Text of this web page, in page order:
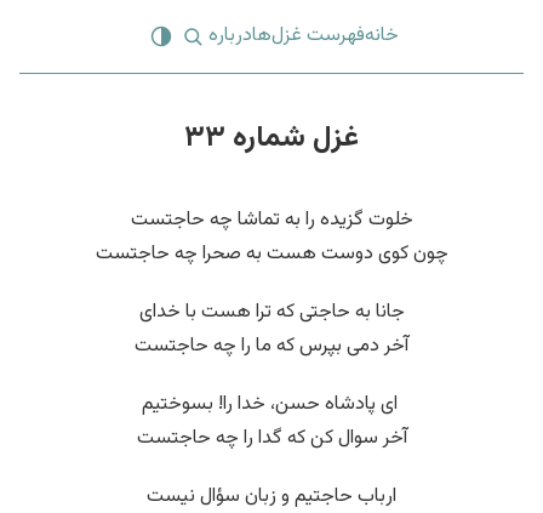
خانهفهرست غزل‌هادرباره
غزل شماره ۳۳
خلوت گزیده را به تماشا چه حاجتست
چون کوی دوست هست به صحرا چه حاجتست
جانا به حاجتی که ترا هست با خدای
آخر دمی بپرس که ما را چه حاجتست
‌ ای پادشاه حسن، خدا را! بسوختیم
آخر سوال کن که گدا را چه حاجتست
ارباب حاجتیم و زبان سؤال نیست